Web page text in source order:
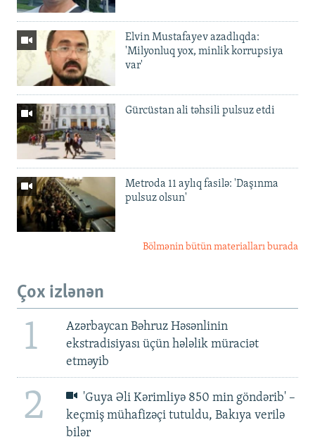
Elvin Mustafayev azadlıqda:
'Milyonluq yox, minlik korrupsiya
var'
Gürcüstan ali təhsili pulsuz etdi
Metroda 11 aylıq fasilə: 'Daşınma
pulsuz olsun'
Bölmənin bütün materialları burada
Çox izlənən
1
Azərbaycan Bəhruz Həsənlinin
ekstradisiyası üçün hələlik müraciət
etməyib
2
'Guya Əli Kərimliyə 850 min göndərib' –
keçmiş mühafizəçi tutuldu, Bakıya verilə
bilər